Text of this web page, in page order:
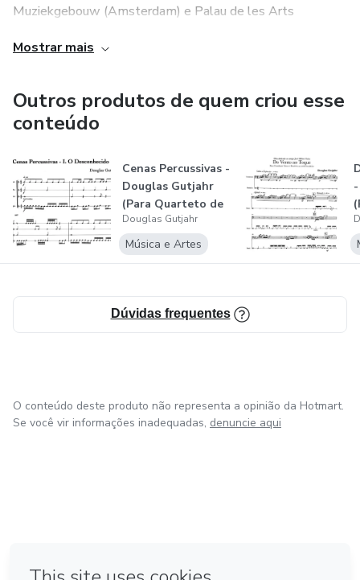
Muziekgebouw (Amsterdam) e Palau de les Arts
(Re)Percussivo no ano de 2015, trabalho que lhe rendeu o
prêmio de Melhor Instrumentista Erudito no Prêmio
Açorianos de Música em 2016.
Desde 2017, Ocupa o cargo de Timpanista Solo da
Orquestra Sinfônica de Porto Alegre (OSPA). Tem atuado
intensamente como percussionista nas mais variadas
formações e participado efetivamente em importantes
gravações no estado do Rio Grande do Sul.
Mostrar mais
Outros produtos de quem criou esse
conteúdo
Cenas Percussivas -
Douglas Gutjahr
(Para Quarteto de
Percus...
Douglas Gutjahr
Música e Artes
Dúvidas frequentes
O conteúdo deste produto não representa a opinião da Hotmart.
Se você vir informações inadequadas, denuncie aqui
Feito com ❤ na Cidade do México